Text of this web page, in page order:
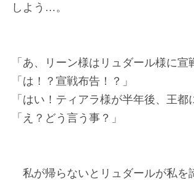
しよう…。
「あ、リーン様はリュダール様に
「は！？宣戦布告！？」
「はい！ティアラ様が半年後、王
「え？どう言う事？」
私が帰らないとリュダールが私を